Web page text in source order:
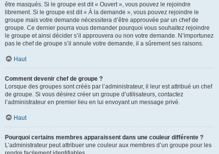
être masqués. Si le groupe est dit « Ouvert », vous pouvez le rejoindre
librement. Si le groupe est dit « À la demande », vous pouvez rejoindre le
groupe mais votre demande nécessitera d’être approuvée par un chef de
groupe. Ce dernier pourra vous demander pourquoi vous souhaitez rejoindre
le groupe et ainsi décider s’il approuvera ou non votre demande. N’importunez
pas le chef de groupe s’il annule votre demande, il a sûrement ses raisons.
Haut
Comment devenir chef de groupe ?
Lorsque des groupes sont créés par l’administrateur, il leur est attribué un chef
de groupe. Si vous désirez créer un groupe d’utilisateurs, contactez
l’administrateur en premier lieu en lui envoyant un message privé.
Haut
Pourquoi certains membres apparaissent dans une couleur différente ?
L’administrateur peut attribuer une couleur aux membres d’un groupe pour les